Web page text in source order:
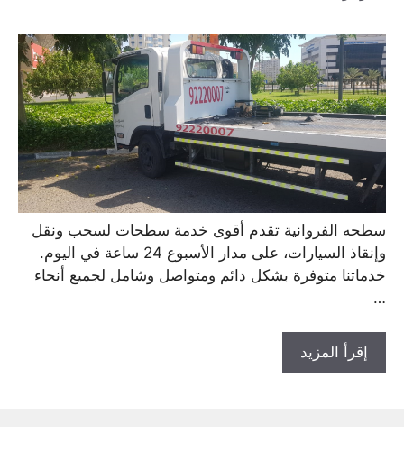
سطحه الفروانية تقدم أقوى خدمة سطحات لسحب ونقل
وإنقاذ السيارات، على مدار الأسبوع 24 ساعة في اليوم.
خدماتنا متوفرة بشكل دائم ومتواصل وشامل لجميع أنحاء
إقرأ المزيد